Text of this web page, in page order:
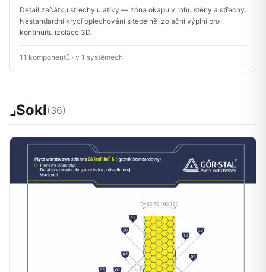
Detail začátku střechy u atiky — zóna okapu v rohu stěny a střechy.
Nestandardní krycí oplechování s tepelně izolační výplní pro
kontinuitu izolace 3D.
11 komponentů · v 1 systémech
⌟Sokl(36)